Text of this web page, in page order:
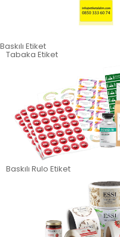
Baskılı Etiket
Tabaka Etiket
Baskılı Rulo Etiket